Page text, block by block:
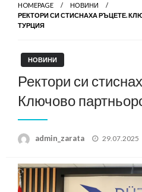
HOMEPAGE
НОВИНИ
РЕКТОРИ СИ СТИСНАХА РЪЦЕТЕ.
ТУРЦИЯ
НОВИНИ
Ректори си
Ключово
admin_zarata
Posted
29.07.2025